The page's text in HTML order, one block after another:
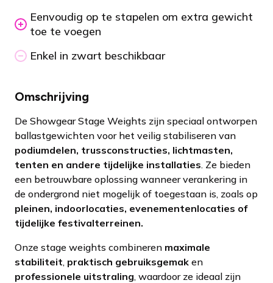
Eenvoudig op te stapelen om extra gewicht
toe te voegen
Enkel in zwart beschikbaar
Omschrijving
De Showgear Stage Weights zijn speciaal ontworpen
ballastgewichten voor het veilig stabiliseren van
podiumdelen, trussconstructies, lichtmasten,
tenten en andere tijdelijke installaties. Ze bieden
een betrouwbare oplossing wanneer verankering in
de ondergrond niet mogelijk of toegestaan is, zoals op
pleinen, indoorlocaties, evenementenlocaties of
tijdelijke festivalterreinen.
Onze stage weights combineren maximale
stabiliteit, praktisch gebruiksgemak en
professionele uitstraling, waardoor ze ideaal zijn